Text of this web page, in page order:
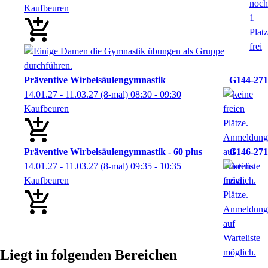
Kaufbeuren
Präventive Wirbelsäulengymnastik
G144-271
14.01.27 - 11.03.27 (8-mal) 08:30 - 09:30
Kaufbeuren
Präventive Wirbelsäulengymnastik - 60 plus
G146-271
14.01.27 - 11.03.27 (8-mal) 09:35 - 10:35
Kaufbeuren
Liegt in folgenden Bereichen